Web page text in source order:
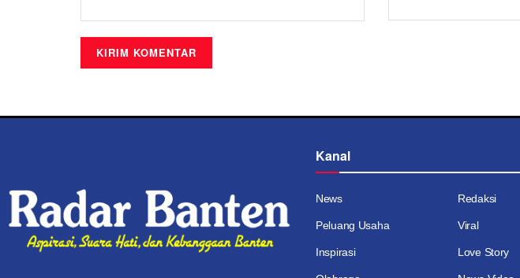
Kanal
News Redaksi
Peluang Usaha Viral
Inspirasi Love Story